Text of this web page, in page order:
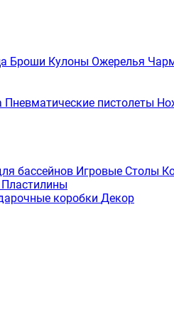
Броши Кулоны Ожерелья
Пневматические пистолеты
бассейнов Игровые Столы
Пластилины
коробки Декор